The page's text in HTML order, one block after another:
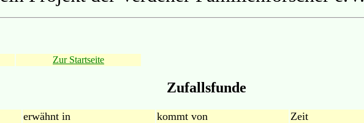
Zur Startseite
Zufallsfunde
erwähnt in kommt von Zeit